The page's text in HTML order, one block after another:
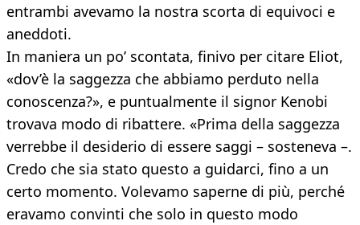
entrambi avevamo la nostra scorta di equivoci e
aneddoti.
In maniera un po’ scontata, finivo per citare Eliot,
«dov’è la saggezza che abbiamo perduto nella
conoscenza?», e puntualmente il signor Kenobi
trovava modo di ribattere. «Prima della saggezza
verrebbe il desiderio di essere saggi – sosteneva –.
Credo che sia stato questo a guidarci, fino a un
certo momento. Volevamo saperne di più, perché
eravamo convinti che solo in questo modo